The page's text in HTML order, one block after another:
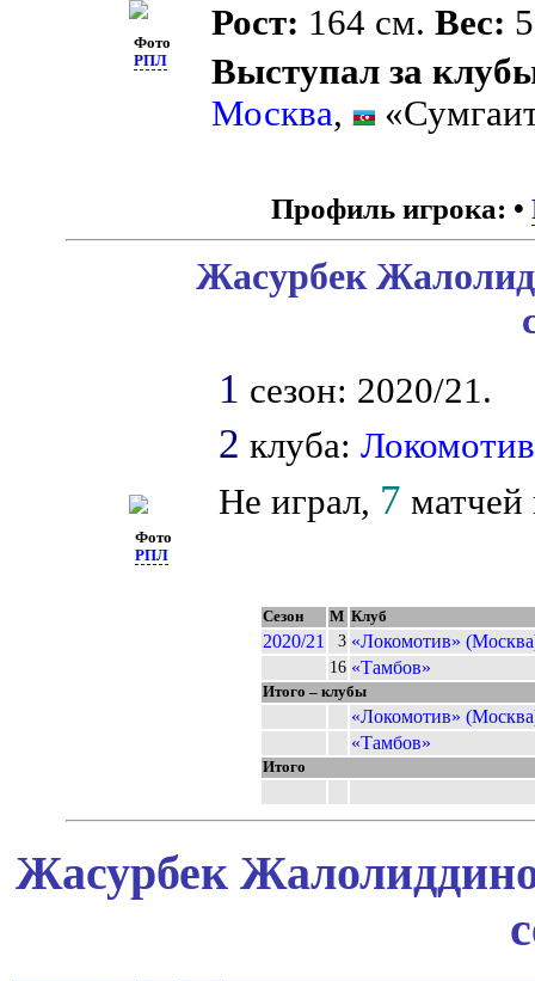
Фото
РПЛ
Рост: 164 см. Вес:
Выступал за
Москва,
Профиль игрока: •
Фото
РПЛ
Жасурбек
1 сезон: 2020/21.
2 клуба:
Не играл, 7 матчей
Сезон М Клуб
2020/21 3 «Локомотив»
16 «Тамбов»
Итого – клубы
«Локомотив»
«Тамбов»
Итого
Жасурбек